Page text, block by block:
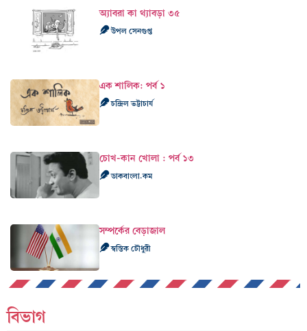
অ্যাবরা কা থ্যাবড়া ৩৫
উপল সেনগুপ্ত
এক শালিক: পর্ব ১
চন্দ্রিল ভট্টাচার্য
চোখ-কান খোলা : পর্ব ১৩
ডাকবাংলা.কম
সম্পর্কের বেড়াজাল
স্বস্তিক চৌধুরী
বিভাগ